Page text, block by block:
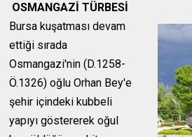
OSMANGAZİ TÜRBESİ
Bursa kuşatması devam
ettiği sırada
Osmangazi'nin (D.1258-
Ö.1326) oğlu Orhan Bey'e
şehir içindeki kubbeli
yapıyı göstererek oğul